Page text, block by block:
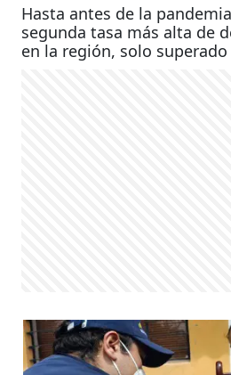
Hasta antes de la
segunda tasa más alta de
en la región, solo